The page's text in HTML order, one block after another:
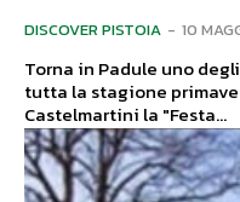
DISCOVER PISTOIA - 10
Torna in Padule uno
tutta la stagione primaverile. Domenica 15
Castelmartini la "Festa...